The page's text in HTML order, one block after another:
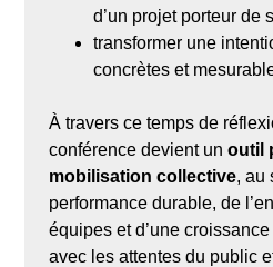
d’un projet porteur de
transformer une
concrètes et
À travers ce temps de
conférence devient unoutil
mobilisation collective, au
performance durable, de
équipes et d’une
avec les attentes du public